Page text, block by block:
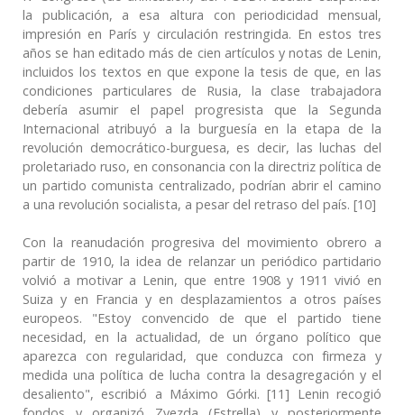
la publicación, a esa altura con periodicidad mensual,
impresión en París y circulación restringida. En estos tres
años se han editado más de cien artículos y notas de Lenin,
incluidos los textos en que expone la tesis de que, en las
condiciones particulares de Rusia, la clase trabajadora
debería asumir el papel progresista que la Segunda
Internacional atribuyó a la burguesía en la etapa de la
revolución democrático-burguesa, es decir, las luchas del
proletariado ruso, en consonancia con la directriz política de
un partido comunista centralizado, podrían abrir el camino
a una revolución socialista, a pesar del retraso del país. [10]
Con la reanudación progresiva del movimiento obrero a
partir de 1910, la idea de relanzar un periódico partidario
volvió a motivar a Lenin, que entre 1908 y 1911 vivió en
Suiza y en Francia y en desplazamientos a otros países
europeos. "Estoy convencido de que el partido tiene
necesidad, en la actualidad, de un órgano político que
aparezca con regularidad, que conduzca con firmeza y
medida una política de lucha contra la desagregación y el
desaliento", escribió a Máximo Górki. [11] Lenin recogió